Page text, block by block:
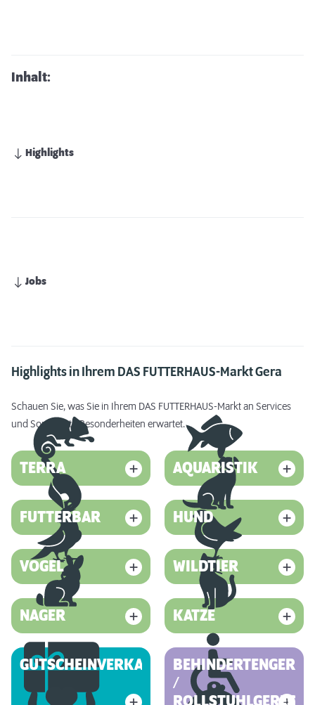
Inhalt:
Highlights
Jobs
Highlights in Ihrem DAS FUTTERHAUS-Markt Gera
Schauen Sie, was Sie in Ihrem DAS FUTTERHAUS-Markt an Services
und Sortiments-Besonderheiten erwartet.
TERRA AQUARISTIK
FUTTERBAR HUND
VOGEL WILDTIER
NAGER KATZE
GUTSCHEINVERKAUF
/
ROLLSTUHLGERECHT